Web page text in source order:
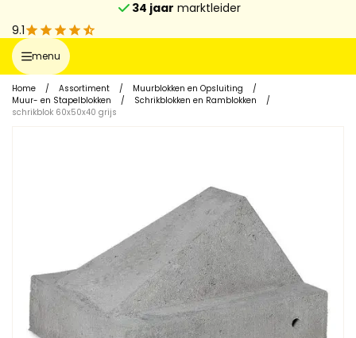
34 jaar marktleider
9.1
menu
Home / Assortiment / Muurblokken en Opsluiting
/
Muur- en Stapelblokken
/ Schrikblokken en Ramblokken
/
schrikblok 60x50x40 grijs